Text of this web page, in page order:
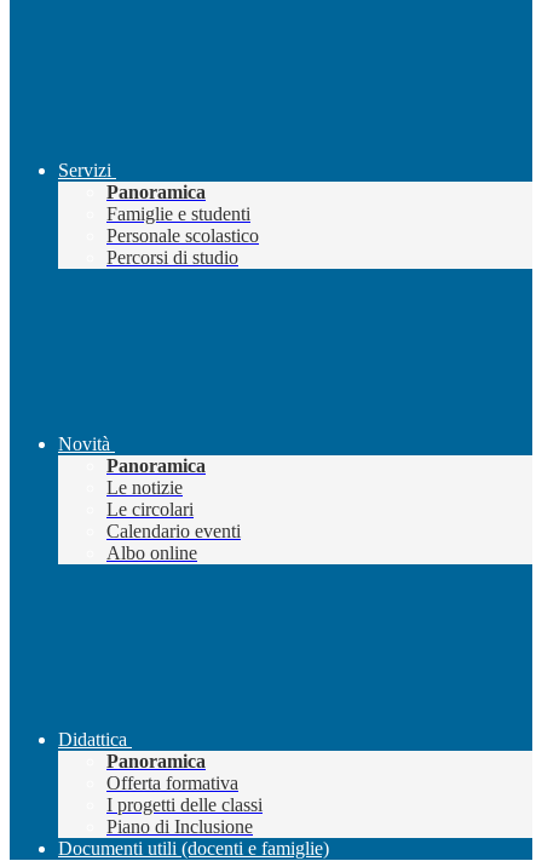
Servizi
Panoramica
Famiglie e studenti
Personale scolastico
Percorsi di studio
Novità
Panoramica
Le notizie
Le circolari
Calendario eventi
Albo online
Didattica
Panoramica
Offerta formativa
I progetti delle classi
Piano di Inclusione
Documenti utili (docenti e famiglie)